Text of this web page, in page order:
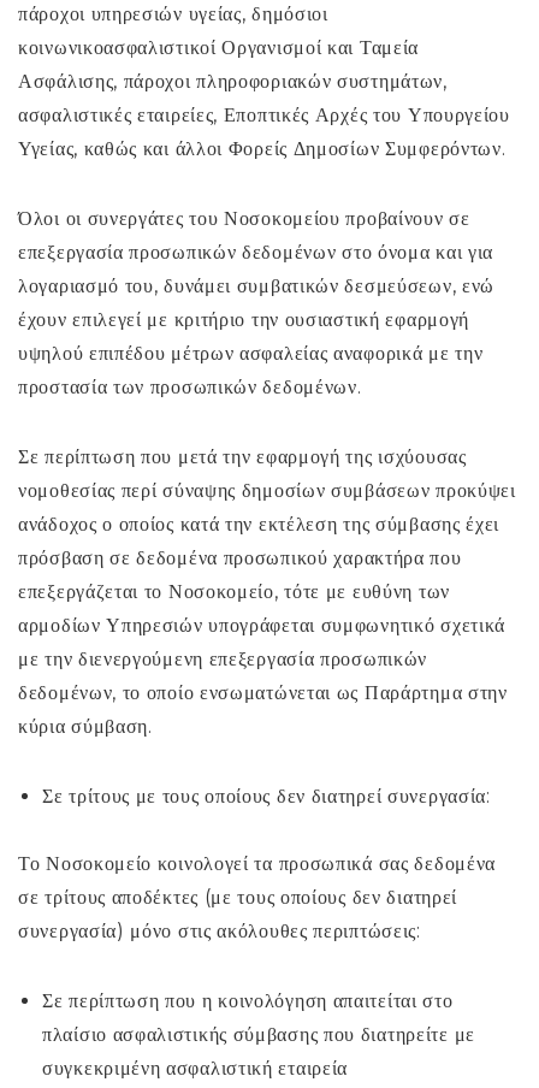
πάροχοι υπηρεσιών υγείας, δημόσιοι
κοινωνικοασφαλιστικοί Οργανισμοί και Ταμεία
Ασφάλισης, πάροχοι πληροφοριακών συστημάτων,
ασφαλιστικές εταιρείες, Εποπτικές Αρχές του Υπουργείου
Υγείας, καθώς και άλλοι Φορείς Δημοσίων Συμφερόντων.
Όλοι οι συνεργάτες του Νοσοκομείου προβαίνουν σε
επεξεργασία προσωπικών δεδομένων στο όνομα και για
λογαριασμό του, δυνάμει συμβατικών δεσμεύσεων, ενώ
έχουν επιλεγεί με κριτήριο την ουσιαστική εφαρμογή
υψηλού επιπέδου μέτρων ασφαλείας αναφορικά με την
προστασία των προσωπικών δεδομένων.
Σε περίπτωση που μετά την εφαρμογή της ισχύουσας
νομοθεσίας περί σύναψης δημοσίων συμβάσεων προκύψει
ανάδοχος ο οποίος κατά την εκτέλεση της σύμβασης έχει
πρόσβαση σε δεδομένα προσωπικού χαρακτήρα που
επεξεργάζεται το Νοσοκομείο, τότε με ευθύνη των
αρμοδίων Υπηρεσιών υπογράφεται συμφωνητικό σχετικά
με την διενεργούμενη επεξεργασία προσωπικών
δεδομένων, το οποίο ενσωματώνεται ως Παράρτημα στην
κύρια σύμβαση.
Σε τρίτους με τους οποίους δεν διατηρεί συνεργασία:
Το Νοσοκομείο κοινολογεί τα προσωπικά σας δεδομένα
σε τρίτους αποδέκτες (με τους οποίους δεν διατηρεί
συνεργασία) μόνο στις ακόλουθες περιπτώσεις:
Σε περίπτωση που η κοινολόγηση απαιτείται στο
πλαίσιο ασφαλιστικής σύμβασης που διατηρείτε με
συγκεκριμένη ασφαλιστική εταιρεία